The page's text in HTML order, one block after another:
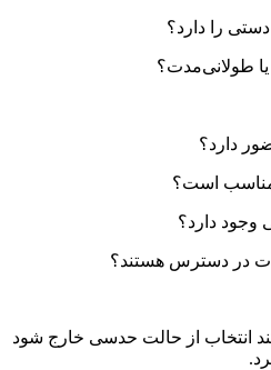
را دارد؟
طولانی‌مدت؟
دارد؟
مناسب است؟
وجود دارد؟
در دسترس هستند؟
انتخاب از حالت حدسی خارج شود